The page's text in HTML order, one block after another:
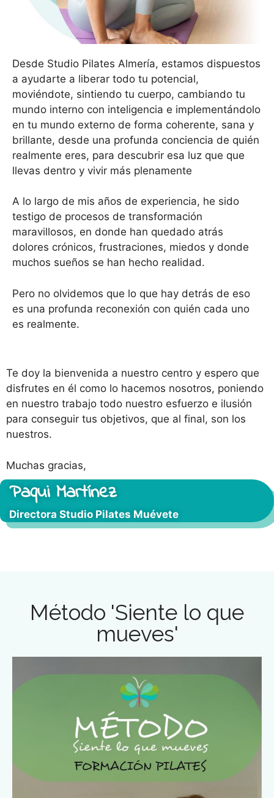
Desde Studio Pilates Almería, estamos dispuestos
a ayudarte a liberar todo tu potencial,
moviéndote, sintiendo tu cuerpo, cambiando tu
mundo interno con inteligencia e implementándolo
en tu mundo externo de forma coherente, sana y
brillante, desde una profunda conciencia de quién
realmente eres, para descubrir esa luz que que
llevas dentro y vivir más plenamente
A lo largo de mis años de experiencia, he sido
testigo de procesos de transformación
maravillosos, en donde han quedado atrás
dolores crónicos, frustraciones, miedos y donde
muchos sueños se han hecho realidad.
Pero no olvidemos que lo que hay detrás de eso
es una profunda reconexión con quién cada uno
es realmente.
Te doy la bienvenida a nuestro centro y espero que
disfrutes en él como lo hacemos nosotros, poniendo
en nuestro trabajo todo nuestro esfuerzo e ilusión
para conseguir tus objetivos, que al final, son los
nuestros.
Muchas gracias,
Paqui Martínez
Directora Studio Pilates Muévete
Método 'Siente lo que
mueves'